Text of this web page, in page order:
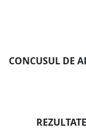
CONCUSUL DE